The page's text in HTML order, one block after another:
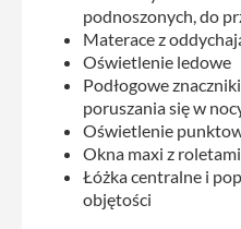
podnoszonych, do
Materace z
Oświetlenie ledowe
Podłogowe
poruszania się w
Oświetlenie
Okna maxi z
Łóżka centralne i
objętości